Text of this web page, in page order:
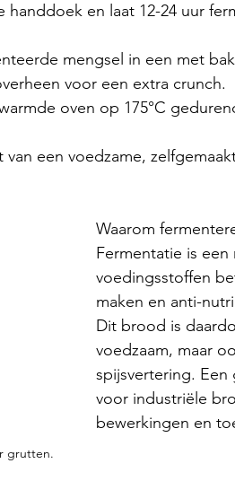
en laat 12-24 uur
voor een extra crunch.
oven op 175°C
een voedzame,
grutten.
Waarom
Fermentatie is
voedingsstoffen
maken en anti-
Dit brood is
voedzaam, maar
spijsvertering.
voor industriële
bewerkingen en